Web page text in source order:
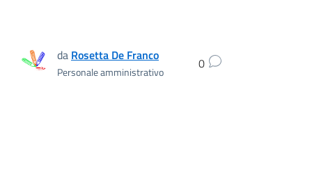
da Rosetta De Franco
Personale amministrativo 0